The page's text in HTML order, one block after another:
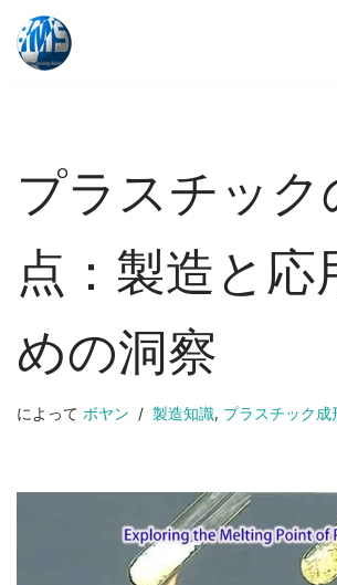
コ
ス
ッ
プ
プラスチック
点：製造と応
めの洞察
によって ボヤン 製造知識, プラスチック成